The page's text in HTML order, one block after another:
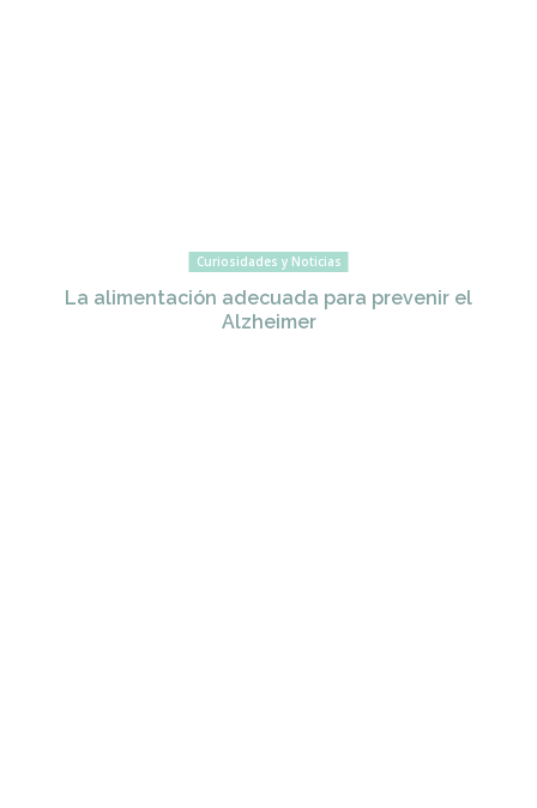
Curiosidades y Noticias
La alimentación adecuada para prevenir el
Alzheimer